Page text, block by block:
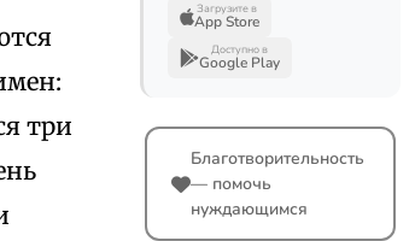
три
Загрузите в
App Store
Доступно в
Google Play
Благотворительность
— помочь
нуждающимся